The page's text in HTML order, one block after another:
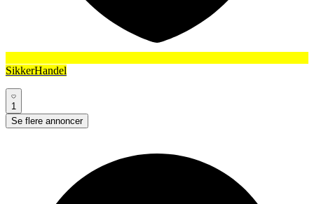
SikkerHandel
1
Se flere annoncer